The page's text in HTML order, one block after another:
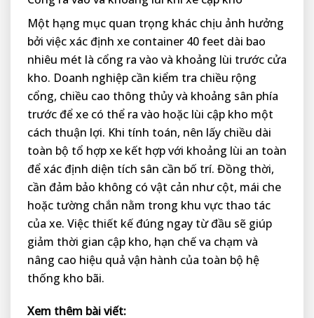
Một hạng mục quan trọng khác chịu ảnh hưởng
bởi việc xác định xe container 40 feet dài bao
nhiêu mét là cổng ra vào và khoảng lùi trước cửa
kho. Doanh nghiệp cần kiểm tra chiều rộng
cổng, chiều cao thông thủy và khoảng sân phía
trước để xe có thể ra vào hoặc lùi cập kho một
cách thuận lợi. Khi tính toán, nên lấy chiều dài
toàn bộ tổ hợp xe kết hợp với khoảng lùi an toàn
để xác định diện tích sân cần bố trí. Đồng thời,
cần đảm bảo không có vật cản như cột, mái che
hoặc tường chắn nằm trong khu vực thao tác
của xe. Việc thiết kế đúng ngay từ đầu sẽ giúp
giảm thời gian cập kho, hạn chế va chạm và
nâng cao hiệu quả vận hành của toàn bộ hệ
thống kho bãi.
Xem thêm bài viết: